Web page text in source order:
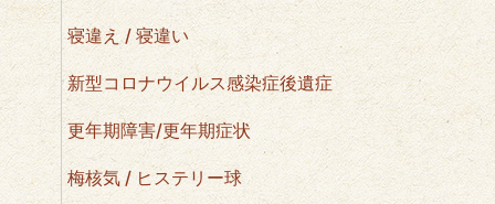
寝違え / 寝違い
新型コロナウイルス感染症後遺症
更年期障害/更年期症状
梅核気 / ヒステリー球